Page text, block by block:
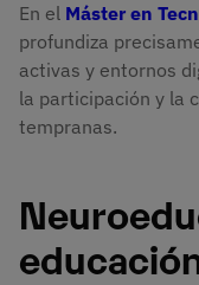
En el Máster en
profundiza
activas y entornos
la participación y la
tempranas.